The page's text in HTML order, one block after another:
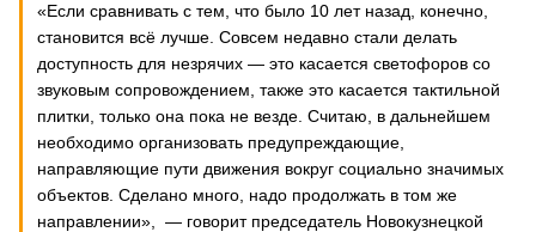
«Если сравнивать с тем, что было 10 лет назад, конечно,
становится всё лучше. Совсем недавно стали делать
доступность для незрячих — это касается светофоров со
звуковым сопровождением, также это касается тактильной
плитки, только она пока не везде. Считаю, в дальнейшем
необходимо организовать предупреждающие,
направляющие пути движения вокруг социально значимых
объектов. Сделано много, надо продолжать в том же
направлении», ― говорит председатель Новокузнецкой